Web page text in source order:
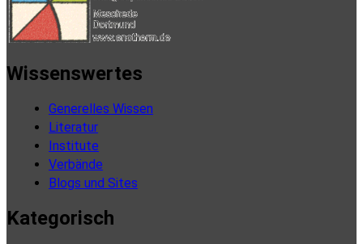
Wissenswertes
Generelles Wissen
Literatur
Institute
Verbände
Blogs und Sites
Kategorisch